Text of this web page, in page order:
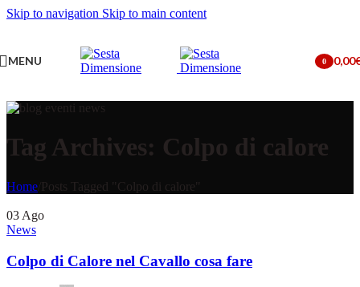
Skip to navigation Skip to main content
MENU
0
0,00
Tag Archives: Colpo di calore
Home Posts Tagged "Colpo di calore"
03 Ago
News
Colpo di Calore nel Cavallo cosa fare